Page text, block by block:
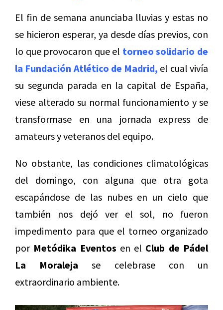
El fin de semana anunciaba lluvias y estas no
se hicieron esperar, ya desde días previos, con
lo que provocaron que el torneo solidario de
la Fundación Atlético de Madrid, el cual vivía
su segunda parada en la capital de España,
viese alterado su normal funcionamiento y se
transformase en una jornada express de
amateurs y veteranos del equipo.
No obstante, las condiciones climatológicas
del domingo, con alguna que otra gota
escapándose de las nubes en un cielo que
también nos dejó ver el sol, no fueron
impedimento para que el torneo organizado
por Metódika Eventos en el Club de Pádel
La Moraleja se celebrase con un
extraordinario ambiente.